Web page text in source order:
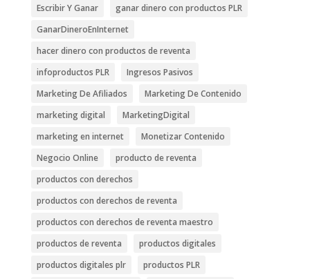
Escribir Y Ganar
ganar dinero con productos PLR
GanarDineroEnInternet
hacer dinero con productos de reventa
infoproductos PLR
Ingresos Pasivos
Marketing De Afiliados
Marketing De Contenido
marketing digital
MarketingDigital
marketing en internet
Monetizar Contenido
Negocio Online
producto de reventa
productos con derechos
productos con derechos de reventa
productos con derechos de reventa maestro
productos de reventa
productos digitales
productos digitales plr
productos PLR